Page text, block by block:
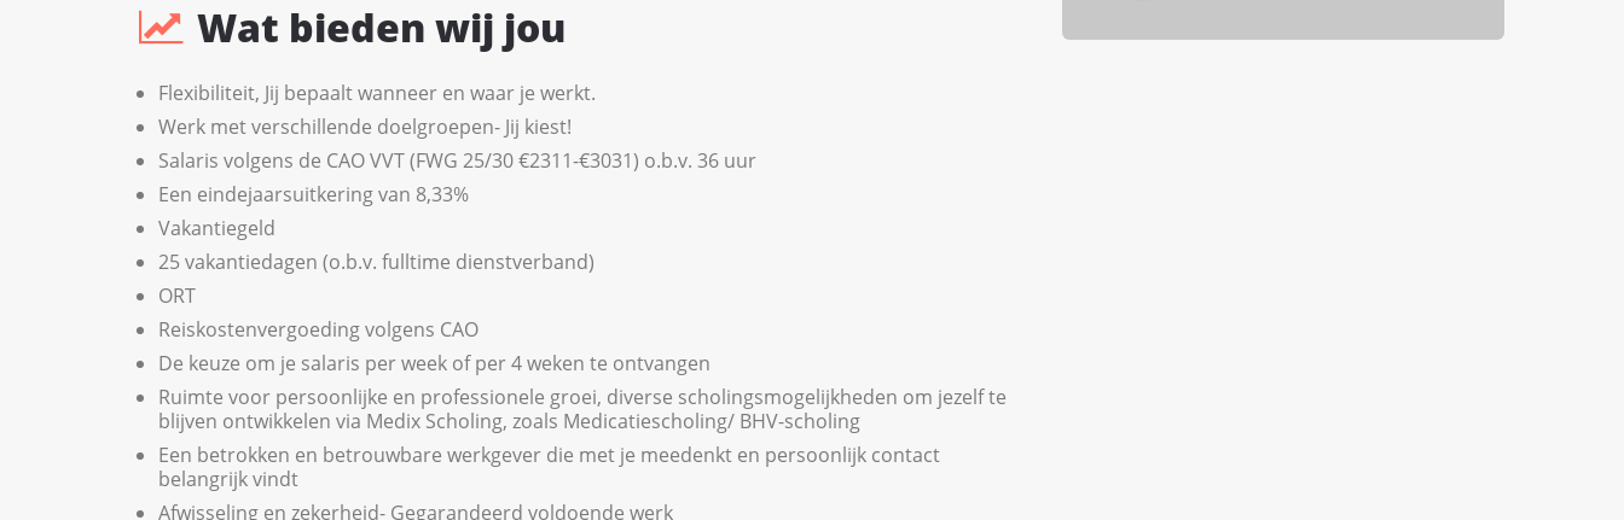
Wat bieden wij jou
Flexibiliteit, Jij bepaalt wanneer en waar je werkt.
Werk met verschillende doelgroepen- Jij kiest!
Salaris volgens de CAO VVT (FWG 25/30 €2311-€3031) o.b.v. 36 uur
Een eindejaarsuitkering van 8,33%
Vakantiegeld
25 vakantiedagen (o.b.v. fulltime dienstverband)
ORT
Reiskostenvergoeding volgens CAO
De keuze om je salaris per week of per 4 weken te ontvangen
Ruimte voor persoonlijke en professionele groei, diverse scholingsmogelijkheden om jezelf te
blijven ontwikkelen via Medix Scholing, zoals Medicatiescholing/ BHV-scholing
Een betrokken en betrouwbare werkgever die met je meedenkt en persoonlijk contact
belangrijk vindt
Afwisseling en zekerheid- Gegarandeerd voldoende werk